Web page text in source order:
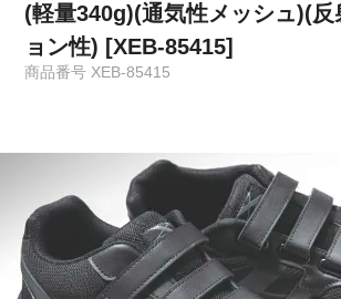
(軽量340g)(通気性メッシュ)(
ョン性) [XEB-85415]
商品番号 XEB-85415